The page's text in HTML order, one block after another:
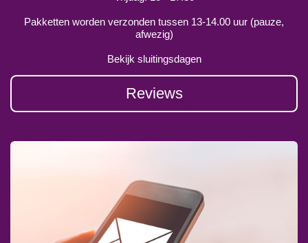
Pakketten worden verzonden tussen 13-14.00 uur (pauze,
afwezig)
Bekijk sluitingsdagen
Reviews